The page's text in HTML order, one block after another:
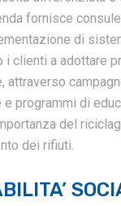
fornisce
di
i clienti a adottare
attraverso
programmi di
del
dei rifiuti.